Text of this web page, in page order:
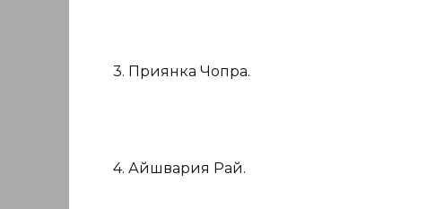
3. Приянка Чопра.
4. Айшвария Рай.